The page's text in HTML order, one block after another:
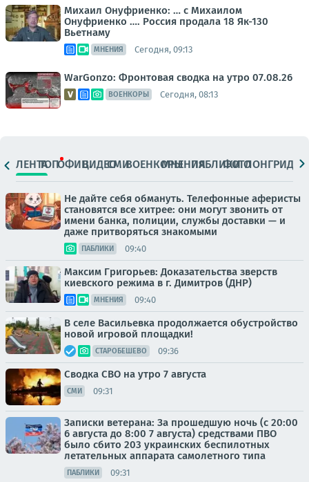
Михаил Онуфриенко: … с Михаилом
Онуфриенко …. Россия продала 18 Як-130
Вьетнаму
МНЕНИЯ Сегодня, 09:13
WarGonzo: Фронтовая сводка на утро 07.08.26
ВОЕНКОРЫ Сегодня, 08:13
ЛЕНТАТОПОФИЦ.ВИДЕОСМИВОЕНКОРЫМНЕНИЯПАБЛИКИ
ФОТОЛОНГРИДЫ
Не дайте себя обмануть. Телефонные аферисты
становятся все хитрее: они могут звонить от
имени банка, полиции, службы доставки — и
даже притворяться знакомыми
ПАБЛИКИ 09:40
Максим Григорьев: Доказательства зверств
киевского режима в г. Димитров (ДНР)
МНЕНИЯ 09:40
В селе Васильевка продолжается обустройство
новой игровой площадки!
СТАРОБЕШЕВО 09:36
Сводка СВО на утро 7 августа
СМИ 09:31
Записки ветерана: За прошедшую ночь (с 20:00
6 августа до 8:00 7 августа) средствами ПВО
было сбито 203 украинских беспилотных
летательных аппарата самолетного типа
ПАБЛИКИ 09:31